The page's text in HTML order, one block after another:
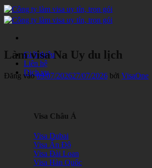
Bỏ
qua
nội
Giới thiệu
Liên hệ
Dịch vụ
Visa Châu Á
Visa Dubai
Visa Ấn Độ
Visa Đài Loan
Visa Hàn Quốc
Làm visa Na Uy du lịch
Đăng vào09/07/202627/07/2026 bởi VisaOne